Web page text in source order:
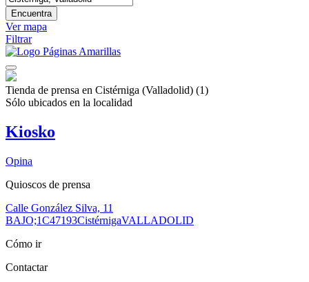
Encuentra
Ver mapa
Filtrar
Tienda de prensa en Cistérniga (Valladolid) (1)
Sólo ubicados en la localidad
Kiosko
Opina
Quioscos de prensa
Calle González Silva, 11
BAJO;1C47193CistérnigaVALLADOLID
Cómo ir
Contactar